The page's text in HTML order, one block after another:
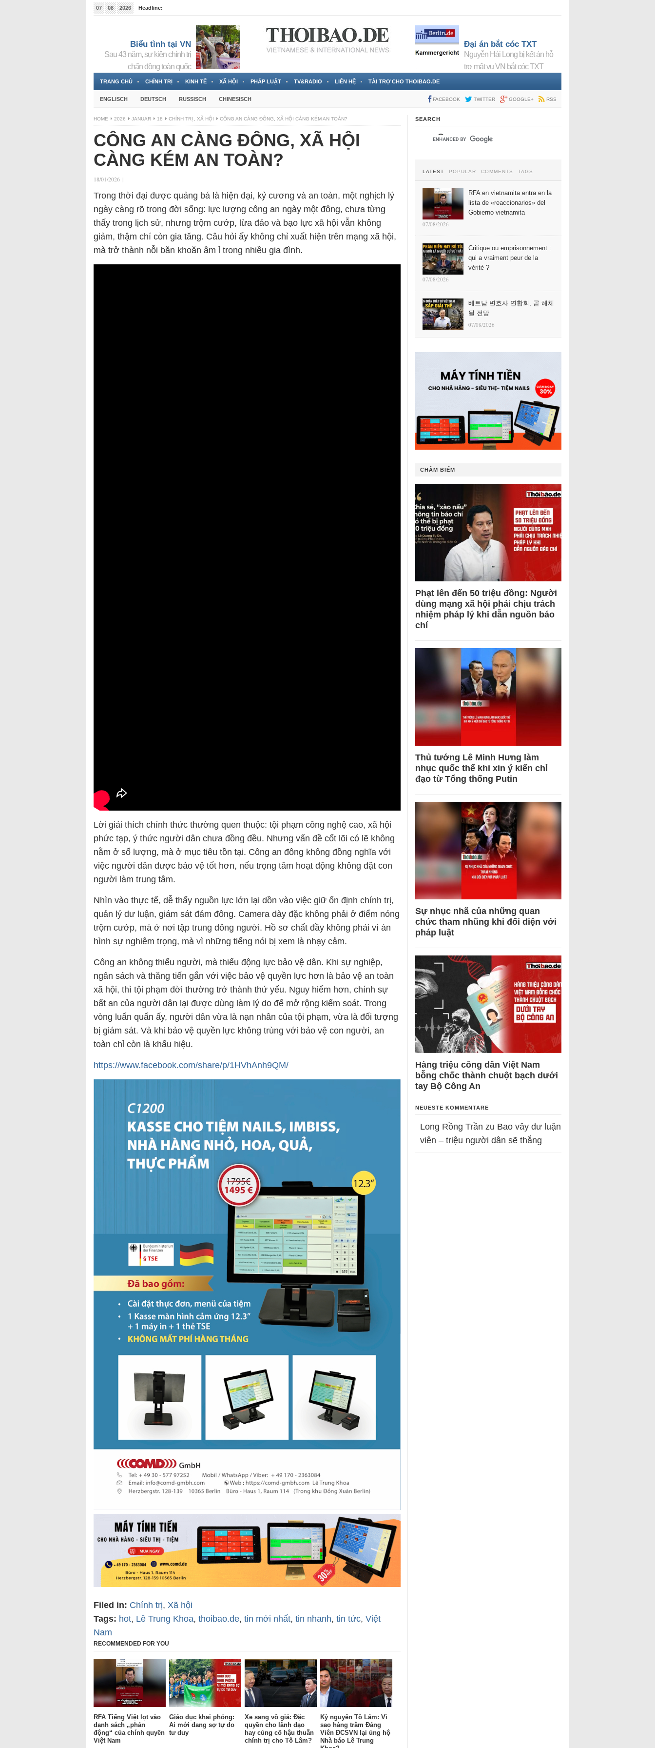
07 08 2026
Headline:
Biểu tình tại VN
Sau 43 năm, sự kiện chính trị
chấn động toàn quốc
Đại án bắt cóc TXT
Nguyễn Hải Long bị kết án hỗ
trợ mật vụ VN bắt cóc TXT
TRANG CHỦ CHÍNH TRỊ KINH TẾ XÃ HỘI PHÁP LUẬT TV&RADIO LIÊN HỆ TÀI TRỢ CHO THOIBAO.DE
ENGLISCH DEUTSCH RUSSISCH CHINESISCH FACEBOOK TWITTER GOOGLE+ RSS
HOME 2026 JANUAR 18 CHÍNH TRỊ XÃ HỘI CÔNG AN CÀNG ĐÔNG, XÃ HỘI CÀNG KÉM AN TOÀN?
CÔNG AN CÀNG ĐÔNG, XÃ HỘI
CÀNG KÉM AN TOÀN?
18/01/2026 |
Trong thời đại được quảng bá là hiện đại, kỷ cương và an toàn, một nghịch lý
ngày càng rõ trong đời sống: lực lượng công an ngày một đông, chưa từng
thấy trong lịch sử, nhưng trộm cướp, lừa đảo và bạo lực xã hội vẫn không
giảm, thậm chí còn gia tăng. Câu hỏi ấy không chỉ xuất hiện trên mạng xã hội,
mà trở thành nỗi băn khoăn âm ỉ trong nhiều gia đình.
Lời giải thích chính thức thường quen thuộc: tội phạm công nghệ cao, xã hội
phức tạp, ý thức người dân chưa đồng đều. Nhưng vấn đề cốt lõi có lẽ không
nằm ở số lượng, mà ở mục tiêu tồn tại. Công an đông không đồng nghĩa với
việc người dân được bảo vệ tốt hơn, nếu trọng tâm hoạt động không đặt con
người làm trung tâm.
Nhìn vào thực tế, dễ thấy nguồn lực lớn lại dồn vào việc giữ ổn định chính trị,
quản lý dư luận, giám sát đám đông. Camera dày đặc không phải ở điểm nóng
trộm cướp, mà ở nơi tập trung đông người. Hồ sơ chất đầy không phải vì án
hình sự nghiêm trọng, mà vì những tiếng nói bị xem là nhạy cảm.
Công an không thiếu người, mà thiếu động lực bảo vệ dân. Khi sự nghiệp,
ngân sách và thăng tiến gắn với việc bảo vệ quyền lực hơn là bảo vệ an toàn
xã hội, thì tội phạm đời thường trở thành thứ yếu. Nguy hiểm hơn, chính sự
bất an của người dân lại được dùng làm lý do để mở rộng kiểm soát. Trong
vòng luẩn quẩn ấy, người dân vừa là nạn nhân của tội phạm, vừa là đối tượng
bị giám sát. Và khi bảo vệ quyền lực không trùng với bảo vệ con người, an
toàn chỉ còn là khẩu hiệu.
https://www.facebook.com/share/p/1HVhAnh9QM/
Filed in: Chính trị, Xã hội
Tags: hot, Lê Trung Khoa, thoibao.de, tin mới nhất, tin nhanh, tin tức, Việt
Nam
RECOMMENDED FOR YOU
RFA Tiếng Việt lọt vào
danh sách „phản
động“ của chính quyền
Việt Nam
Giáo dục khai phóng:
Ai mới đang sợ tự do
tư duy
Xe sang vô giá: Đặc
quyền cho lãnh đạo
hay củng cố hậu thuẫn
chính trị cho Tô Lâm?
Kỷ nguyên Tô Lâm: Vì
sao hàng trăm Đảng
Viên ĐCSVN lại ủng hộ
Nhà báo Lê Trung
SEARCH
LATEST POPULAR COMMENTS TAGS
RFA en vietnamita entra en la
lista de «reaccionarios» del
Gobierno vietnamita
07/08/2026
Critique ou emprisonnement :
qui a vraiment peur de la
vérité ?
07/08/2026
베트남 변호사 연합회, 곧 해체
될 전망
07/08/2026
CHÂM BIẾM
Phạt lên đến 50 triệu đồng: Người
dùng mạng xã hội phải chịu trách
nhiệm pháp lý khi dẫn nguồn báo
chí
Thủ tướng Lê Minh Hưng làm
nhục quốc thể khi xin ý kiến chỉ
đạo từ Tổng thống Putin
Sự nhục nhã của những quan
chức tham nhũng khi đối diện với
pháp luật
Hàng triệu công dân Việt Nam
bỗng chốc thành chuột bạch dưới
tay Bộ Công An
NEUESTE KOMMENTARE
Long Rồng Trần zu Bao vây dư luận
viên – triệu người dân sẽ thắng